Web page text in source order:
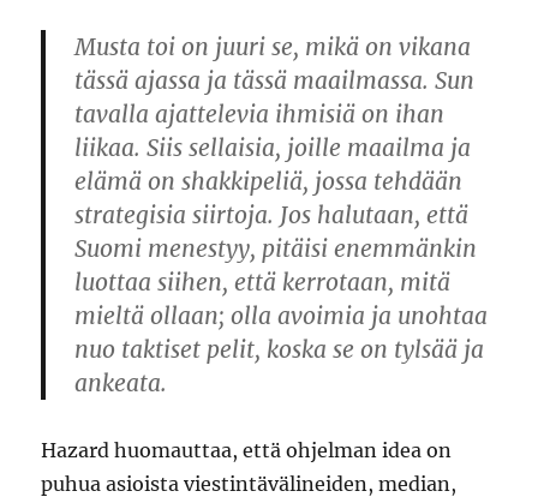
Musta toi on juuri se, mikä on vikana
tässä ajassa ja tässä maailmassa. Sun
tavalla ajattelevia ihmisiä on ihan
liikaa. Siis sellaisia, joille maailma ja
elämä on shakkipeliä, jossa tehdään
strategisia siirtoja. Jos halutaan, että
Suomi menestyy, pitäisi enemmänkin
luottaa siihen, että kerrotaan, mitä
mieltä ollaan; olla avoimia ja unohtaa
nuo taktiset pelit, koska se on tylsää ja
ankeata.
Hazard huomauttaa, että ohjelman idea on
puhua asioista viestintävälineiden, median,